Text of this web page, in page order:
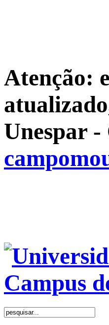
Atenção:
Unespar -